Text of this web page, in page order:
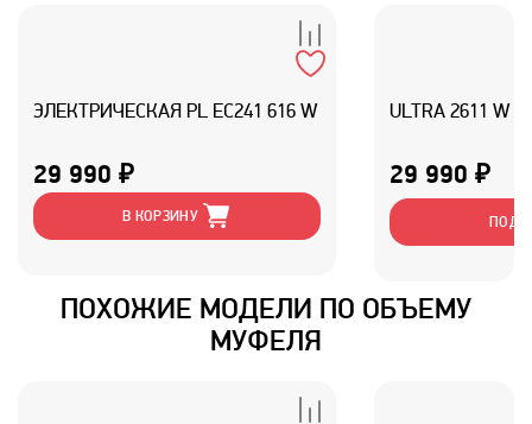
ЭЛЕКТРИЧЕСКАЯ PL EC241 616 W
29 990 ₽
В КОРЗИНУ
ULTRA 2611 W
29 990 ₽
ПОХОЖИЕ МОДЕЛИ ПО ОБЪЕМУ
МУФЕЛЯ